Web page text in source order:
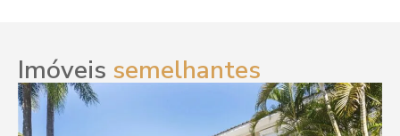
Imóveis semelhantes